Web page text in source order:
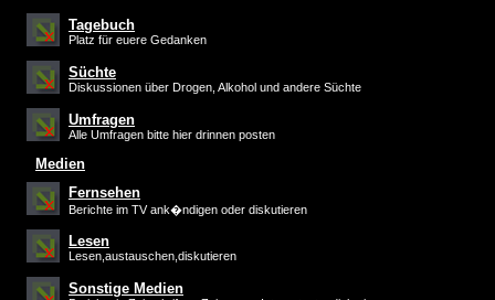
Tagebuch
Platz für euere Gedanken
Süchte
Diskussionen über Drogen, Alkohol und andere Süchte
Umfragen
Alle Umfragen bitte hier drinnen posten
Medien
Fernsehen
Berichte im TV ank�ndigen oder diskutieren
Lesen
Lesen,austauschen,diskutieren
Sonstige Medien